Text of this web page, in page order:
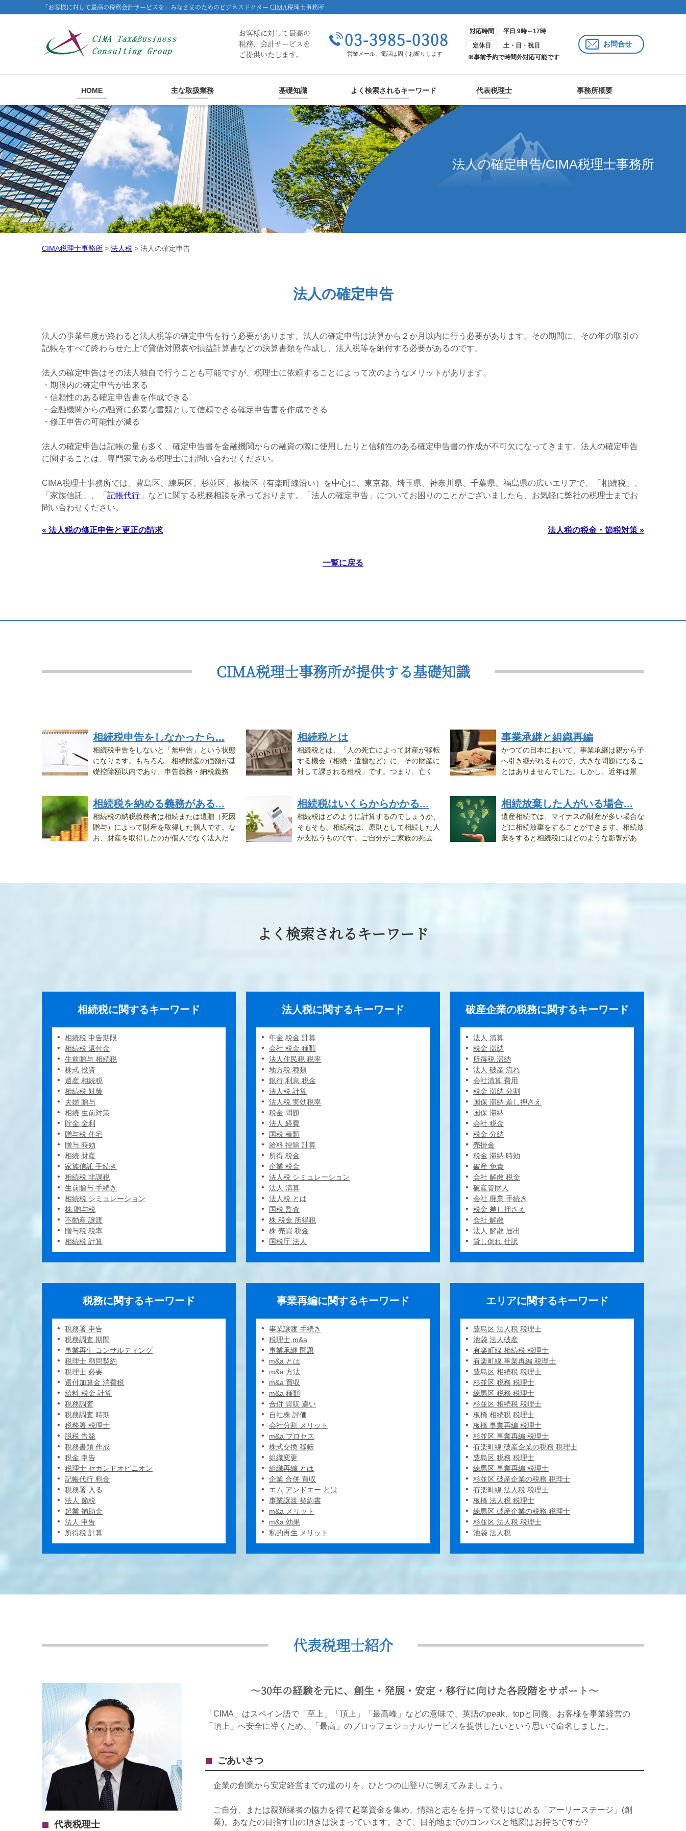
「お客様に対して最高の税務会計サービスを」みなさまのためのビジネスドクター CIMA税理士事務所
お客様に対して最高の
税務、会計サービスを
ご提供いたします。
03-3985-0308
営業メール、電話は固くお断りします
対応時間
平日 9時～17時
定休日
土・日・祝日
※事前予約で時間外対応可能です
お問合せ
HOME 主な取扱業務 基礎知識 よく検索されるキーワード 代表税理士 事務所概要
法人の確定申告/CIMA税理士事務所
CIMA税理士事務所 > 法人税 > 法人の確定申告
法人の確定申告
法人の事業年度が終わると法人税等の確定申告を行う必要があります。法人の確定申告は決算から２か月以内に行う必要があります。その期間に、その年の取引の
記帳をすべて終わらせた上で貸借対照表や損益計算書などの決算書類を作成し、法人税等を納付する必要があるのです。
法人の確定申告はその法人独自で行うことも可能ですが、税理士に依頼することによって次のようなメリットがあります。
・期限内の確定申告が出来る
・信頼性のある確定申告書を作成できる
・金融機関からの融資に必要な書類として信頼できる確定申告書を作成できる
・修正申告の可能性が減る
法人の確定申告は記帳の量も多く、確定申告書を金融機関からの融資の際に使用したりと信頼性のある確定申告書の作成が不可欠になってきます。法人の確定申告
に関することは、専門家である税理士にお問い合わせください。
CIMA税理士事務所では、豊島区、練馬区、杉並区、板橋区（有楽町線沿い）を中心に、東京都、埼玉県、神奈川県、千葉県、福島県の広いエリアで、「相続税」、
「家族信託」、「 記帳代行 」などに関する税務相談を承っております。「法人の確定申告」についてお困りのことがございましたら、お気軽に弊社の税理士までお
問い合わせください。
« 法人税の修正申告と更正の請求 法人税の税金・節税対策 »
一覧に戻る
CIMA税理士事務所が提供する基礎知識
相続税申告をしなかったら...
相続税申告をしないと「無申告」という状態
になります。もちろん、相続財産の価額が基
礎控除額以内であり、申告義務・納税義務
相続税とは
相続税とは、「人の死亡によって財産が移転
する機会（相続・遺贈など）に、その財産に
対して課される租税」です。つまり、亡く
事業承継と組織再編
かつての日本において、事業承継は親から子
へ引き継がれるもので、大きな問題になるこ
とはありませんでした。しかし、近年は景
相続税を納める義務がある...
相続税の納税義務者は相続または遺贈（死因
贈与）によって財産を取得した個人です。な
お、財産を取得したのが個人でなく法人だ
相続税はいくらからかかる...
相続税はどのように計算するのでしょうか、
そもそも、相続税は、原則として相続した人
が支払うものです。ご自分がご家族の死去
相続放棄した人がいる場合...
遺産相続では、マイナスの財産が多い場合な
どに相続放棄をすることができます。相続放
棄をすると相続税にはどのような影響があ
よく検索されるキーワード
相続税に関するキーワード
相続税 申告期限
相続税 還付金
生前贈与 相続税
株式 投資
遺産 相続税
相続税 対策
夫婦 贈与
相続 生前対策
貯金 金利
贈与税 住宅
贈与 時効
相続 財産
家族信託 手続き
相続税 非課税
生前贈与 手続き
相続税 シミュレーション
株 贈与税
不動産 譲渡
贈与税 税率
相続税 計算
法人税に関するキーワード
年金 税金 計算
会社 税金 種類
法人住民税 税率
地方税 種類
銀行 利息 税金
法人税 計算
法人税 実効税率
税金 問題
法人 経費
国税 種類
給料 控除 計算
所得 税金
企業 税金
法人税 シミュレーション
法人 清算
法人税 とは
国税 監査
株 税金 所得税
株 売買 税金
国税庁 法人
破産企業の税務に関するキーワード
法人 清算
税金 滞納
所得税 滞納
法人 破産 流れ
会社清算 費用
税金 滞納 分割
国保 滞納 差し押さえ
国保 滞納
会社 税金
税金 分納
売掛金
税金 滞納 時効
破産 免責
会社 解散 税金
破産管財人
会社 廃業 手続き
税金 差し押さえ
会社 解散
法人 解散 届出
貸し倒れ 仕訳
税務に関するキーワード
税務署 申告
税務調査 期間
事業再生 コンサルティング
税理士 顧問契約
税理士 必要
還付加算金 消費税
給料 税金 計算
税務調査
税務調査 時期
税務署 税理士
脱税 告発
税務書類 作成
税金 申告
税理士 セカンドオピニオン
記帳代行 料金
税務署 入る
法人 節税
起業 補助金
法人 申告
所得税 計算
事業再編に関するキーワード
事業譲渡 手続き
税理士 m&a
事業承継 問題
m&a とは
m&a 方法
m&a 買収
m&a 種類
合併 買収 違い
自社株 評価
会社分割 メリット
m&a プロセス
株式交換 移転
組織変更
組織再編 とは
企業 合併 買収
エム アンドエー とは
事業譲渡 契約書
m&a メリット
m&a 効果
私的再生 メリット
エリアに関するキーワード
豊島区 法人税 税理士
池袋 法人破産
有楽町線 相続税 税理士
有楽町線 事業再編 税理士
豊島区 相続税 税理士
杉並区 税務 税理士
練馬区 税務 税理士
杉並区 相続税 税理士
板橋 相続税 税理士
板橋 事業再編 税理士
杉並区 事業再編 税理士
有楽町線 破産企業の税務 税理士
豊島区 税務 税理士
練馬区 事業再編 税理士
杉並区 破産企業の税務 税理士
有楽町線 法人税 税理士
板橋 法人税 税理士
練馬区 破産企業の税務 税理士
杉並区 法人税 税理士
池袋 法人税
代表税理士紹介
〜30年の経験を元に、創生・発展・安定・移行に向けた各段階をサポート〜
「CIMA」はスペイン語で「至上」「頂上」「最高峰」などの意味で、英語のpeak、topと同義。お客様を事業経営の
「頂上」へ安全に導くため、「最高」のプロッフェショナルサービスを提供したいという思いで命名しました。
代表税理士
ごあいさつ
企業の創業から安定経営までの道のりを、ひとつの山登りに例えてみましょう。
ご自分、または親類縁者の協力を得て起業資金を集め、情熱と志をを持って登りはじめる「アーリーステージ」(創
業)。あなたの目指す山の頂きは決まっています。さて、目的地までのコンパスと地図はお持ちですか?